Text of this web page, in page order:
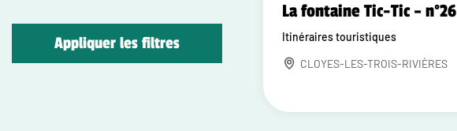
Appliquer les filtres
La fontaine Tic-Tic – n°26
Itinéraires touristiques
CLOYES-LES-TROIS-RIVIÈRES